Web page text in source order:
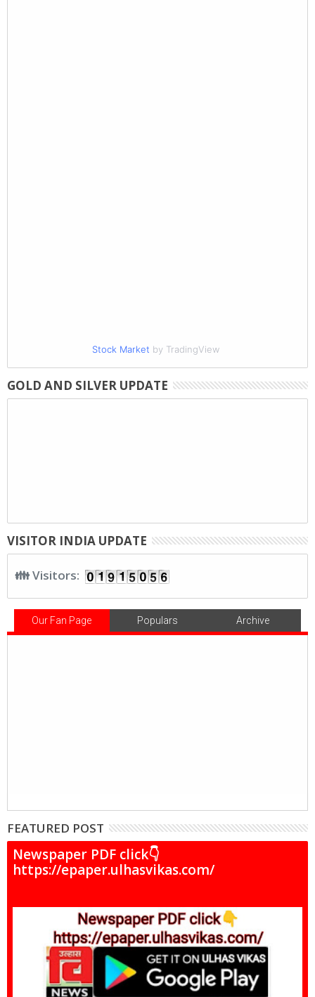
Stock Market by TradingView
GOLD AND SILVER UPDATE
VISITOR INDIA UPDATE
👪 Visitors:
Our Fan Page Populars Archive
FEATURED POST
Newspaper PDF click👇
https://epaper.ulhasvikas.com/